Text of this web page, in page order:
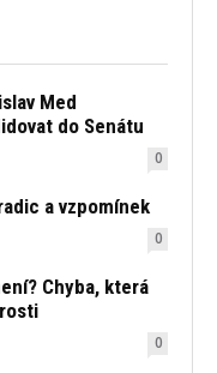
Med
do Senátu
0
a vzpomínek
0
Chyba, která
0